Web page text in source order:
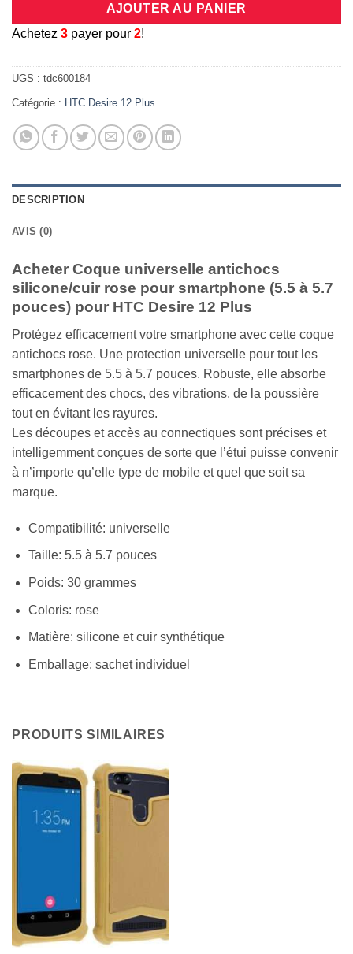
AJOUTER AU PANIER
Achetez 3 payer pour 2!
UGS : tdc600184
Catégorie : HTC Desire 12 Plus
DESCRIPTION
AVIS (0)
Acheter Coque universelle antichocs
silicone/cuir rose pour smartphone (5.5 à 5.7
pouces) pour HTC Desire 12 Plus
Protégez efficacement votre smartphone avec cette coque
antichocs rose. Une protection universelle pour tout les
smartphones de 5.5 à 5.7 pouces. Robuste, elle absorbe
efficacement des chocs, des vibrations, de la poussière
tout en évitant les rayures.
Les découpes et accès au connectiques sont précises et
intelligemment conçues de sorte que l’étui puisse convenir
à n’importe qu’elle type de mobile et quel que soit sa
marque.
Compatibilité: universelle
Taille: 5.5 à 5.7 pouces
Poids: 30 grammes
Coloris: rose
Matière: silicone et cuir synthétique
Emballage: sachet individuel
PRODUITS SIMILAIRES